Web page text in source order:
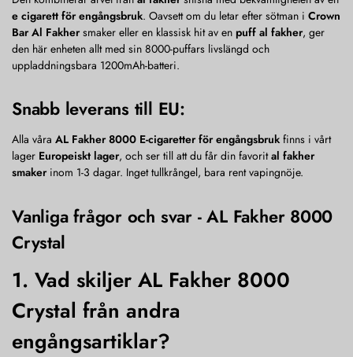
e cigarett för engångsbruk. Oavsett om du letar efter sötman i Crown
Bar Al Fakher smaker eller en klassisk hit av en puff al fakher, ger
den här enheten allt med sin 8000-puffars livslängd och
uppladdningsbara 1200mAh-batteri.
Snabb leverans till EU:
Alla våra AL Fakher 8000 E-cigaretter för engångsbruk finns i vårt
lager Europeiskt lager, och ser till att du får din favorital fakher
smaker inom 1-3 dagar. Inget tullkrångel, bara rent vapingnöje.
Vanliga frågor och svar - AL Fakher 8000
Crystal
1. Vad skiljer AL Fakher 8000
Crystal från andra
engångsartiklar?